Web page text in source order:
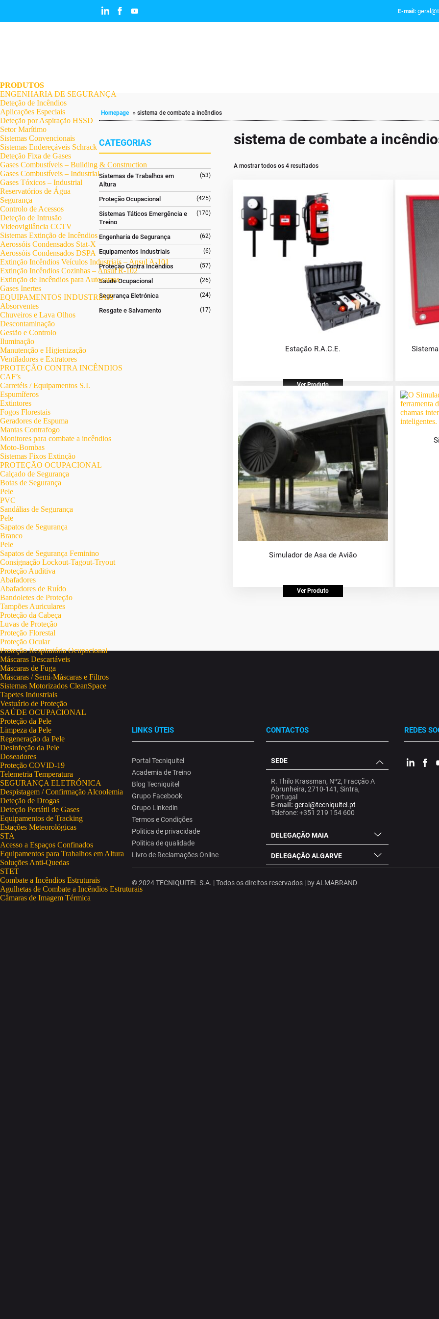
E-mail:
PRODUTOS
ENGENHARIA DE SEGURANÇA
Deteção de Incêndios
Aplicações Especiais
Deteção por Aspiração HSSD
Setor Marítimo
Sistemas Convencionais
Sistemas Endereçáveis Schrack
Deteção Fixa de Gases
Gases Combustíveis – Building & Construction
Gases Combustíveis – Industrial
Gases Tóxicos – Industrial
Reservatórios de Água
Segurança
Controlo de Acessos
Deteção de Intrusão
Videovigilância CCTV
Sistemas Extinção de Incêndios
Aerossóis Condensados Stat-X
Aerossóis Condensados DSPA
Extinção Incêndios Veículos Industriais – Ansul A-101
Extinção Incêndios Cozinhas – Ansul R-102
Extinção de Incêndios para Autocarros
Gases Inertes
EQUIPAMENTOS INDUSTRIAIS
Absorventes
Chuveiros e Lava Olhos
Descontaminação
Gestão e Controlo
Iluminação
Manutenção e Higienização
Ventiladores e Extratores
PROTEÇÃO CONTRA INCÊNDIOS
CAF’s
Carretéis / Equipamentos S.I.
Espumíferos
Extintores
Fogos Florestais
Geradores de Espuma
Mantas Contrafogo
Monitores para combate a incêndios
Moto-Bombas
Sistemas Fixos Extinção
PROTEÇÃO OCUPACIONAL
Calçado de Segurança
Botas de Segurança
Pele
PVC
Sandálias de Segurança
Pele
Sapatos de Segurança
Branco
Pele
Sapatos de Segurança Feminino
Consignação Lockout-Tagout-Tryout
Proteção Auditiva
Abafadores
Abafadores de Ruído
Bandoletes de Proteção
Tampões Auriculares
Proteção da Cabeça
Luvas de Proteção
Proteção Florestal
Proteção Ocular
Proteção Respiratória Ocupacional
Máscaras Descartáveis
Máscaras de Fuga
Máscaras / Semi-Máscaras e Filtros
Sistemas Motorizados CleanSpace
Tapetes Industriais
Vestuário de Proteção
SAÚDE OCUPACIONAL
Proteção da Pele
Limpeza da Pele
Regeneração da Pele
Desinfeção da Pele
Doseadores
Proteção COVID-19
Telemetria Temperatura
SEGURANÇA ELETRÓNICA
Despistagem / Confirmação Alcoolemia
Deteção de Drogas
Deteção Portátil de Gases
Equipamentos de Tracking
Estações Meteorológicas
STA
Acesso a Espaços Confinados
Equipamentos para Trabalhos em Altura
Soluções Anti-Quedas
STET
Combate a Incêndios Estruturais
Agulhetas de Combate a Incêndios Estruturais
Câmaras de Imagem Térmica
Homepage » sistema de combate a incêndios
CATEGORIAS
Sistemas de Trabalhos em
Altura
(53)
Proteção Ocupacional (425)
Sistemas Táticos Emergência e
Treino
(170)
Engenharia de Segurança (62)
Equipamentos Industriais (6)
Proteção Contra Incêndios (57)
Saúde Ocupacional (26)
Segurança Eletrónica (24)
Resgate e Salvamento (17)
sistema de combate a
A mostrar todos os 4 resultados
Estação R.A.C.E.
Ver Produto
Simulador de Asa de Avião
Ver Produto
LINKS ÚTEIS
Portal Tecniquitel
Academia de Treino
Blog Tecniquitel
Grupo Facebook
Grupo Linkedin
Termos e Condições
Politica de privacidade
Politica de qualidade
Livro de Reclamações Online
CONTACTOS
SEDE
R. Thilo Krassman, Nº2, Fracção A
Abrunheira, 2710-141, Sintra,
Portugal
E-mail: geral@tecniquitel.pt
Telefone: +351 219 154 600
DELEGAÇÃO MAIA
DELEGAÇÃO ALGARVE
REDES
© 2024 TECNIQUITEL S.A. | Todos os direitos reservados | byALMABRAND